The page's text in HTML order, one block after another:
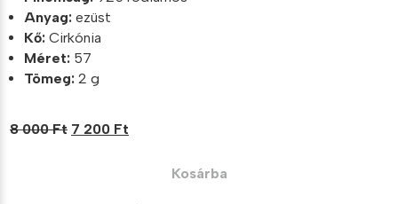
Anyag: ezüst
Kő: Cirkónia
Méret: 57
Tömeg: 2 g
8 000Ft Original
7 200 Ft
Kosárba